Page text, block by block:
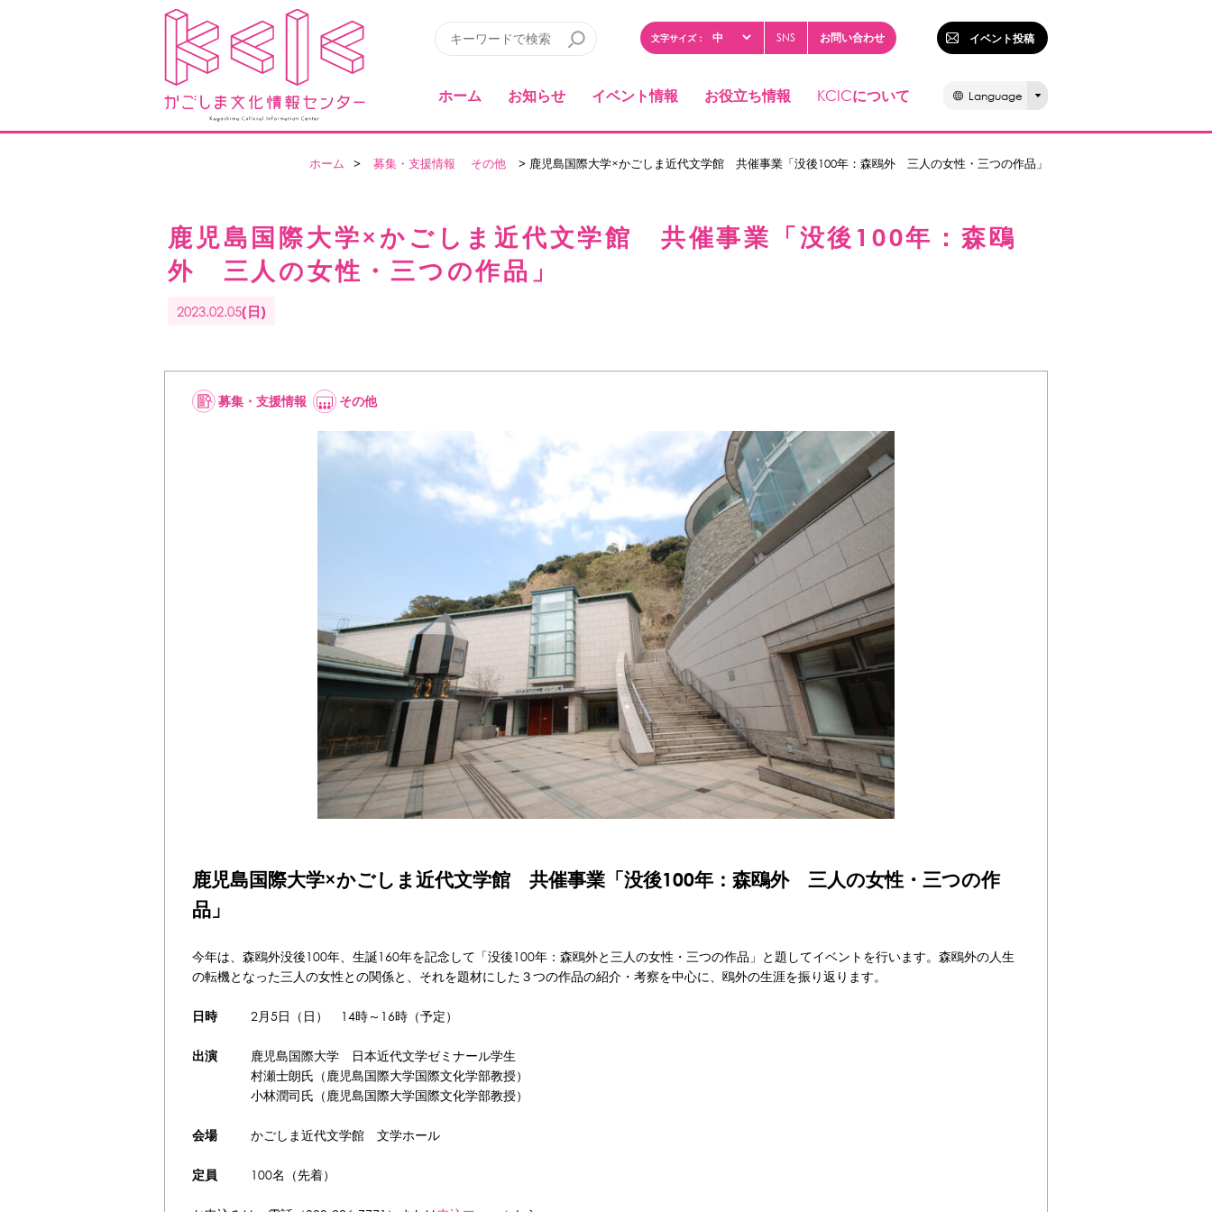
文字サイズ： SNS お問い合わせ イベント投稿
ホーム お知らせ イベント情報 お役立ち情報 KCICについて Language
ホーム > 募集・支援情報 その他 > 鹿児島国際大学×かごしま近代文学館 共催事業「没後100年：森鴎外 三人の女性・三つの作品」
鹿児島国際大学×かごしま近代文学館 共催事業「没後100年：森鴎
外 三人の女性・三つの作品」
2023.02.05(日)
募集・支援情報 その他
鹿児島国際大学×かごしま近代文学館 共催事業「没後100年：森鴎外 三人の女性・三つの作
品」
今年は、森鴎外没後100年、生誕160年を記念して「没後100年：森鴎外と三人の女性・三つの作品」と題してイベントを行います。森鴎外の人生
の転機となった三人の女性との関係と、それを題材にした３つの作品の紹介・考察を中心に、鴎外の生涯を振り返ります。
日時 2月5日（日） 14時～16時（予定）
出演
鹿児島国際大学 日本近代文学ゼミナール学生
村瀬士朗氏（鹿児島国際大学国際文化学部教授）
小林潤司氏（鹿児島国際大学国際文化学部教授）
会場 かごしま近代文学館 文学ホール
定員 100名（先着）